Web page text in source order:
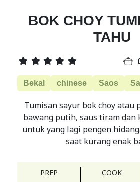
BOK CHOY
TAHU
Bekal chinese Saos
Tumisan sayur bok choy atau
bawang putih, saus tiram dan
untuk yang lagi pengen
saat kurang enak
PREP COOK